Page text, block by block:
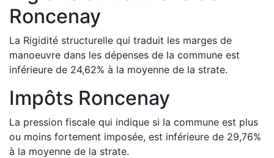
Roncenay
La Rigidité structurelle qui traduit les marges de
manoeuvre dans les dépenses de la commune est
inférieure de 24,62% à la moyenne de la strate.
Impôts Roncenay
La pression fiscale qui indique si la commune est plus
ou moins fortement imposée, est inférieure de 29,76%
à la moyenne de la strate.